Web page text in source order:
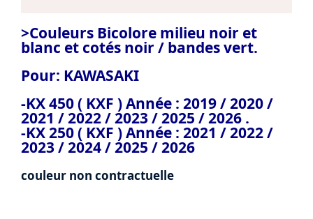
>Couleurs Bicolore milieu noir et
blanc et cotés noir / bandes vert.
Pour: KAWASAKI
-KX 450 ( KXF ) Année : 2019 / 2020 /
2021 / 2022 / 2023 / 2025 / 2026 .
-KX 250 ( KXF ) Année : 2021 / 2022 /
2023 / 2024 / 2025 / 2026
couleur non contractuelle